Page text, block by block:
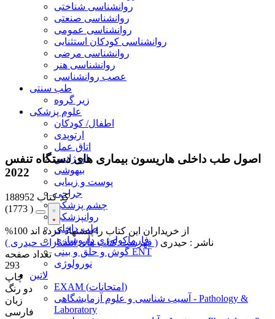
روانشناسی شناختی
روانشناسی صنعتی
روانشناسی عمومی
روانشناسی کودکان استثنایی
روانشناسی مرضی
روانشناسی هنر
عصب روانشناسی
طب سنتی
زیر گروه
علوم پزشکی
اطفال/ کودکان
ارتوپدی
اتاق عمل
اورژانس
بیهوشی
پوست و زیبایی
جراحی
چشم پزشکی
روانپزشکی
طب داخلی
فارماکولوژی داروسازی
گوش و حلق و بینی ENT
نورولوژی
لاتین
EXAM (امتحانات)
آسیب شناسی و علوم آزمایشگاهی - Pathology &
Laboratory
اصول طب داخلی هاریسون بیماری های دستگاه تنفس
2022
کد کتاب 188952
(1773 )
%100 از خریداران این کتاب را پیشنهاد کرده اند
ناشر : حیدری ( فهرست کتاب های انتشارات حیدری )
تعداد صفحه
293
چاپ
دو رنگ
زبان
فارسی